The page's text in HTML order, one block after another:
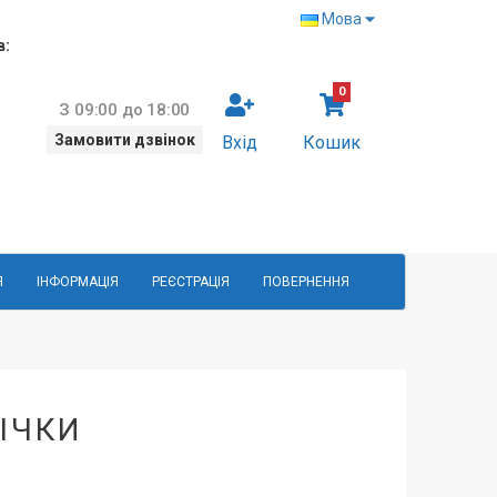
Мова
З 09:00 до 18:00
Замовити дзвінок Вхід Кошик
0
ІНФОРМАЦІЯ РЕЄСТРАЦІЯ ПОВЕРНЕННЯ